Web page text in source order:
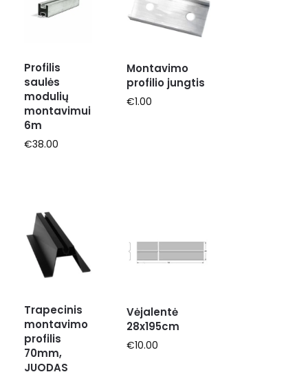
Profilis
saulės
modulių
montavimui
6m
€38.00
Montavimo
profilio jungtis
€1.00
Trapecinis
montavimo
profilis
70mm,
JUODAS
Vėjalentė
28x195cm
€10.00